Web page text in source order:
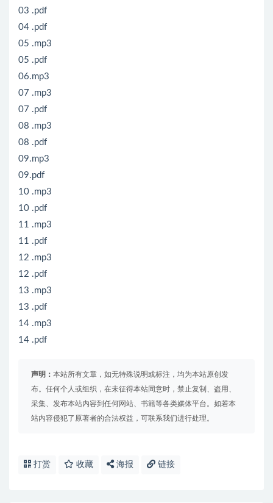
03 .pdf
04 .pdf
05 .mp3
05 .pdf
06.mp3
07 .mp3
07 .pdf
08 .mp3
08 .pdf
09.mp3
09.pdf
10 .mp3
10 .pdf
11 .mp3
11 .pdf
12 .mp3
12 .pdf
13 .mp3
13 .pdf
14 .mp3
14 .pdf
声明： 本站所有文章，如无特殊说明或标注，均为本站原创发
布。任何个人或组织，在未征得本站同意时，禁止复制、盗用、
采集、发布本站内容到任何网站、书籍等各类媒体平台。如若本
站内容侵犯了原著者的合法权益，可联系我们进行处理。
打赏 收藏 海报 链接